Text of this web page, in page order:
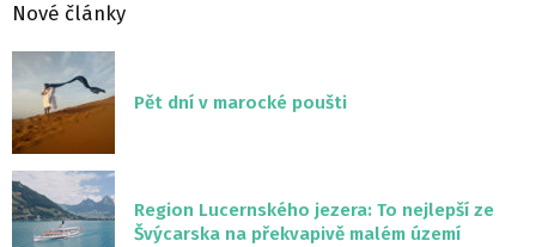
Nové články
Pět dní v marocké poušti
Region Lucernského jezera: To nejlepší ze
Švýcarska na překvapivě malém území